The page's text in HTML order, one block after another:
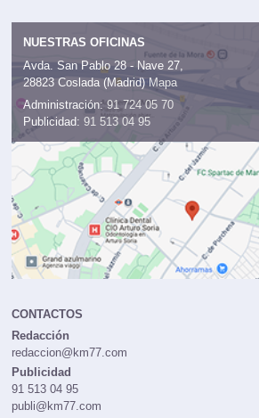
NUESTRAS OFICINAS
Avda. San Pablo 28 - Nave 27,
28823 Coslada (Madrid) Mapa
Administración: 91 724 05 70
Publicidad: 91 513 04 95
CONTACTOS
Redacción
redaccion@km77.com
Publicidad
91 513 04 95
publi@km77.com